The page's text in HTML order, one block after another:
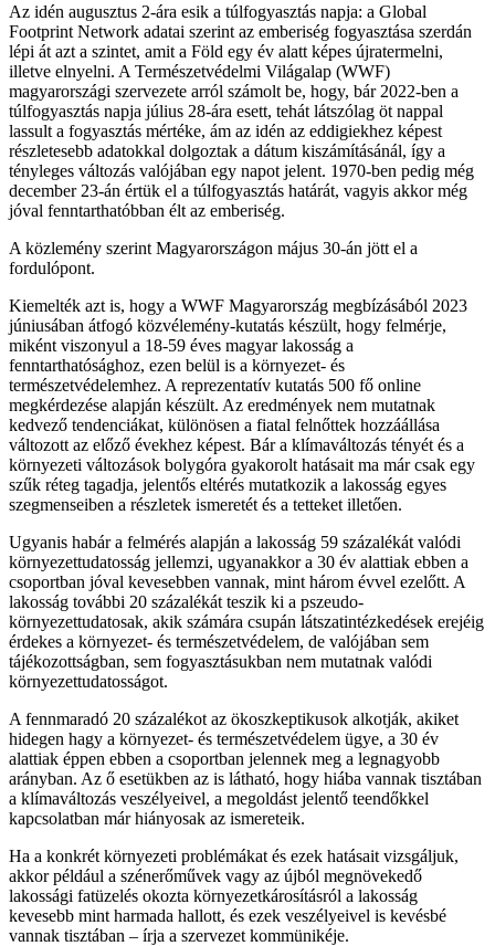
Az idén augusztus 2-ára esik a túlfogyasztás napja: a Global
Footprint Network adatai szerint az emberiség fogyasztása szerdán
lépi át azt a szintet, amit a Föld egy év alatt képes újratermelni,
illetve elnyelni. A Természetvédelmi Világalap (WWF)
magyarországi szervezete arról számolt be, hogy, bár 2022-ben a
túlfogyasztás napja július 28-ára esett, tehát látszólag öt nappal
lassult a fogyasztás mértéke, ám az idén az eddigiekhez képest
részletesebb adatokkal dolgoztak a dátum kiszámításánál, így a
tényleges változás valójában egy napot jelent. 1970-ben pedig még
december 23-án értük el a túlfogyasztás határát, vagyis akkor még
jóval fenntarthatóbban élt az emberiség.
A közlemény szerint Magyarországon május 30-án jött el a
fordulópont.
Kiemelték azt is, hogy a WWF Magyarország megbízásából 2023
júniusában átfogó közvélemény-kutatás készült, hogy felmérje,
miként viszonyul a 18-59 éves magyar lakosság a
fenntarthatósághoz, ezen belül is a környezet- és
természetvédelemhez. A reprezentatív kutatás 500 fő online
megkérdezése alapján készült. Az eredmények nem mutatnak
kedvező tendenciákat, különösen a fiatal felnőttek hozzáállása
változott az előző évekhez képest. Bár a klímaváltozás tényét és a
környezeti változások bolygóra gyakorolt hatásait ma már csak egy
szűk réteg tagadja, jelentős eltérés mutatkozik a lakosság egyes
szegmenseiben a részletek ismeretét és a tetteket illetően.
Ugyanis habár a felmérés alapján a lakosság 59 százalékát valódi
környezettudatosság jellemzi, ugyanakkor a 30 év alattiak ebben a
csoportban jóval kevesebben vannak, mint három évvel ezelőtt. A
lakosság további 20 százalékát teszik ki a pszeudo-
környezettudatosak, akik számára csupán látszatintézkedések erejéig
érdekes a környezet- és természetvédelem, de valójában sem
tájékozottságban, sem fogyasztásukban nem mutatnak valódi
környezettudatosságot.
A fennmaradó 20 százalékot az ökoszkeptikusok alkotják, akiket
hidegen hagy a környezet- és természetvédelem ügye, a 30 év
alattiak éppen ebben a csoportban jelennek meg a legnagyobb
arányban. Az ő esetükben az is látható, hogy hiába vannak tisztában
a klímaváltozás veszélyeivel, a megoldást jelentő teendőkkel
kapcsolatban már hiányosak az ismereteik.
Ha a konkrét környezeti problémákat és ezek hatásait vizsgáljuk,
akkor például a szénerőművek vagy az újból megnövekedő
lakossági fatüzelés okozta környezetkárosításról a lakosság
kevesebb mint harmada hallott, és ezek veszélyeivel is kevésbé
vannak tisztában – írja a szervezet kommünikéje.